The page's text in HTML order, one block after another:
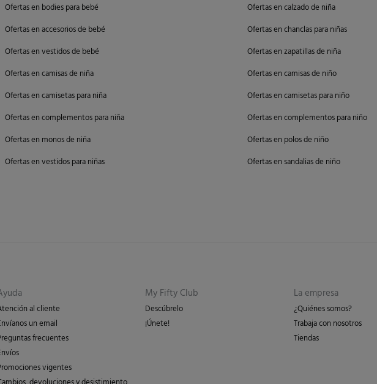
Ofertas en bodies para bebé
Ofertas en accesorios de bebé
Ofertas en vestidos de bebé
Ofertas en camisas de niña
Ofertas en camisetas para niña
Ofertas en complementos para niña
Ofertas en monos de niña
Ofertas en vestidos para niñas
Ofertas en calzado de niña
Ofertas en chanclas para niñas
Ofertas en zapatillas de niña
Ofertas en camisas de niño
Ofertas en camisetas para niño
Ofertas en complementos para niño
Ofertas en polos de niño
Ofertas en sandalias de niño
al cliente
un email
frecuentes
vigentes
My Fifty Club
Descúbrelo
¡Únete!
La empresa
¿Quiénes somos?
Trabaja con nosotros
Tiendas